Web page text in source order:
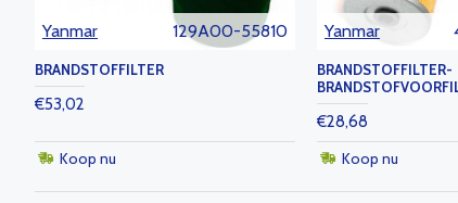
Yanmar 129A00-55810
BRANDSTOFFILTER
€53,02
Koop nu
Yanmar
BRANDSTOFFILTER-
€28,68
Koop nu